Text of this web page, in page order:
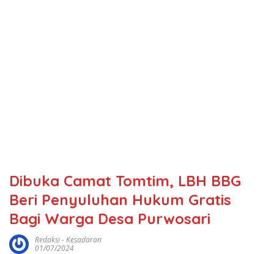
Dibuka Camat Tomtim, LBH BBG
Beri Penyuluhan Hukum Gratis
Bagi Warga Desa Purwosari
Redaksi-Kesadaran
01/07/2024